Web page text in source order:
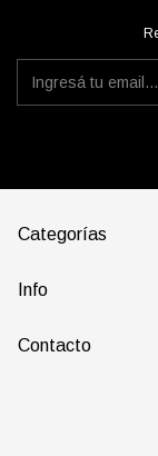
Categorías
Info
Contacto